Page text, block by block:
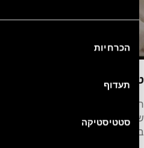
בחירת
הסכמה
הכרחיות
תעדוף
סטטיסטיקה
טעמים של אהבה
חתונה מושלמת חייבת לכלול גם
שלנו יתאים לכם תפריט מנצח מתוך
בהתאם לסגנון ולכמות האורחים.